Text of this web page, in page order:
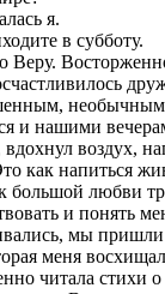
я.
в субботу.
Веру.
необычным
и нашими
вдохнул воздух,
как напиться
большой любви
и понять
мы
меня
читала стихи